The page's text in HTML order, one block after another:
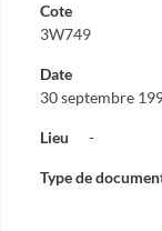
Cote
3W749
Date
30 septembre
Lieu -
Type de